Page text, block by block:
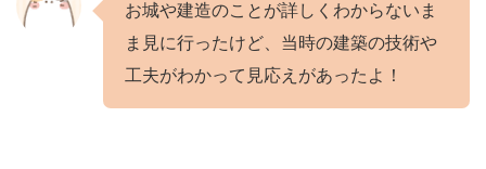
お城や建造のことが詳しくわからないま
ま見に行ったけど、当時の建築の技術や
工夫がわかって見応えがあったよ！